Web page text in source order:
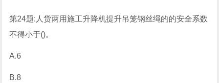
第24题:人货两用施工升降机提升吊笼钢丝绳的的安全系数
不得小于()。
A.6
B.8